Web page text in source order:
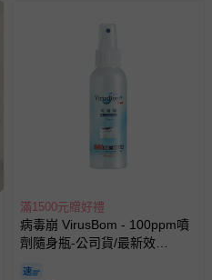
檢查是否完好，若商品遇瑕疵
貨，請見：
退貨的辦理流程
與資訊、購物流程、付款方
退貨及商品運送方式等有疑
購，遇缺貨即會通知媽咪並協
誤原因，導致無法安排出貨，
取消事宜，並將提供適當補
滿1500元贈好禮
病毒崩 VirusBom - 100ppm噴
劑隨身瓶-公司貨/最新效